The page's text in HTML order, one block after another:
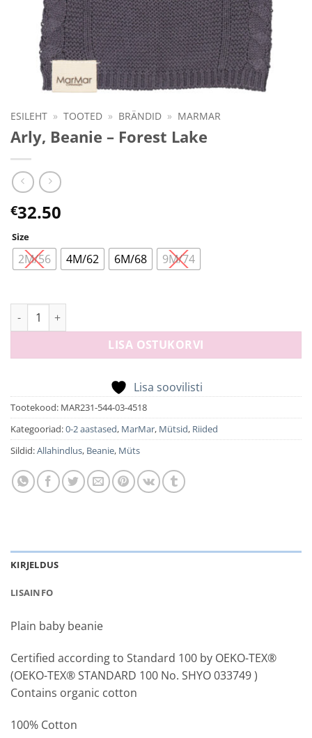
ESILEHT » TOOTED » BRÄNDID » MARMAR
Arly, Beanie – Forest Lake
€32.50
Size
2M/56 4M/62 6M/68 9M/74
Arly, Beanie - Forest Lake kogus
LISA OSTUKORVI
Lisa soovilisti
Tootekood: MAR231-544-03-4518
Kategooriad:0-2 aastased, MarMar, Mütsid, Riided
Sildid:Allahindlus, Beanie, Müts
KIRJELDUS
LISAINFO
Plain baby beanie
Certified according to Standard 100 by OEKO-TEX®
(OEKO-TEX® STANDARD 100 No. SHYO 033749 )
Contains organic cotton
100% Cotton